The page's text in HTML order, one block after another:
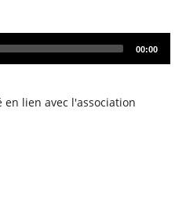
00:00
en lien avec l'association